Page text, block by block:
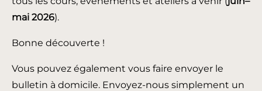
mai 2026).
Bonne découverte !
Vous pouvez également vous faire envoyer le
bulletin à domicile. Envoyez-nous simplement un